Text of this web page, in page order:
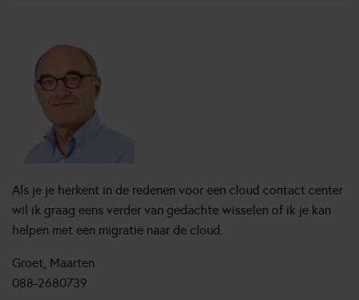
Als je je herkent in de redenen voor een cloud contact center
wil ik graag eens verder van gedachte wisselen of ik je kan
helpen met een migratie naar de cloud.
Groet, Maarten
088-2680739